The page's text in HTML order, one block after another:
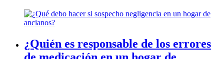
¿Quién es responsable de los errores